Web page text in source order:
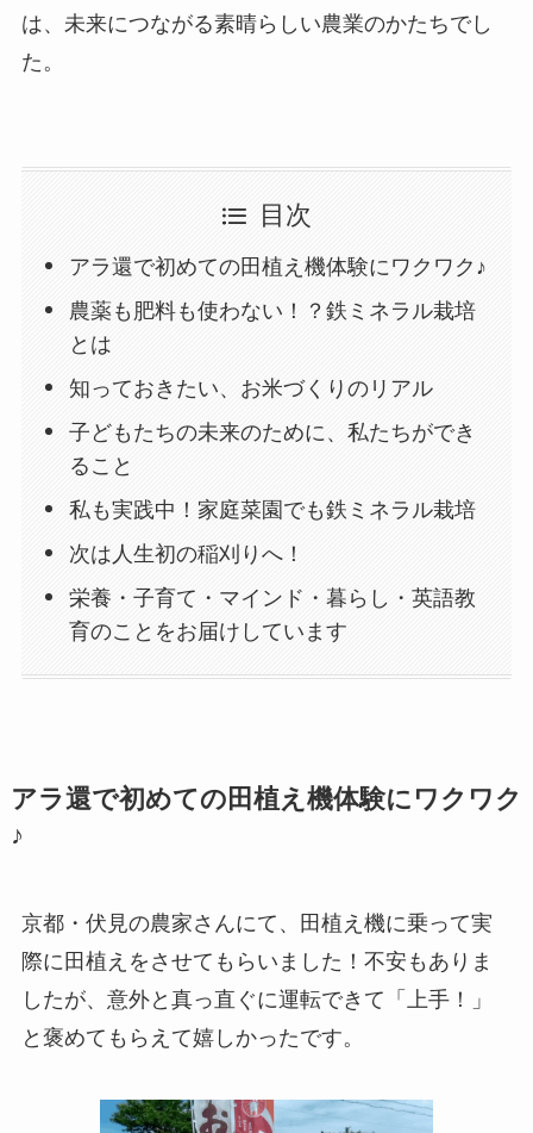
は、未来につながる素晴らしい農業のかたちでし
た。
目次
アラ還で初めての田植え機体験にワクワク♪
農薬も肥料も使わない！？鉄ミネラル栽培
とは
知っておきたい、お米づくりのリアル
子どもたちの未来のために、私たちができ
ること
私も実践中！家庭菜園でも鉄ミネラル栽培
次は人生初の稲刈りへ！
栄養・子育て・マインド・暮らし・英語教
育のことをお届けしています
アラ還で初めての田植え機体験にワクワク
♪
京都・伏見の農家さんにて、田植え機に乗って実
際に田植えをさせてもらいました！不安もありま
したが、意外と真っ直ぐに運転できて「上手！」
と褒めてもらえて嬉しかったです。